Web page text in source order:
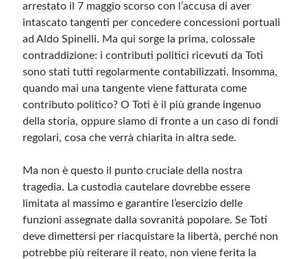
diritti d’autore, vi invito a comunicarlo via e-mail a info[at]dinovalle.it e saranno
tramite link né del loro contenuto, che può essere soggetto a variazioni nel tempo.
Accedi
Feed dei contenuti
Feed dei commenti
arrestato il 7 maggio scorso con l’accusa di aver
intascato tangenti per concedere concessioni portuali
ad Aldo Spinelli. Ma qui sorge la prima, colossale
contraddizione: i contributi politici ricevuti da Toti
sono stati tutti regolarmente contabilizzati. Insomma,
quando mai una tangente viene fatturata come
contributo politico? O Toti è il più grande ingenuo
della storia, oppure siamo di fronte a un caso di fondi
regolari, cosa che verrà chiarita in altra sede.
Ma non è questo il punto cruciale della nostra
tragedia. La custodia cautelare dovrebbe essere
limitata al massimo e garantire l’esercizio delle
funzioni assegnate dalla sovranità popolare. Se Toti
deve dimettersi per riacquistare la libertà, perché non
potrebbe più reiterare il reato, non viene ferita la